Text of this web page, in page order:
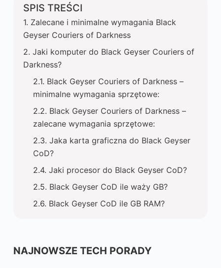
SPIS TREŚCI
Zalecane i minimalne wymagania Black
Geyser Couriers of Darkness
Jaki komputer do Black Geyser Couriers of
Darkness?
Black Geyser Couriers of Darkness –
minimalne wymagania sprzętowe:
Black Geyser Couriers of Darkness –
zalecane wymagania sprzętowe:
Jaka karta graficzna do Black Geyser
CoD?
Jaki procesor do Black Geyser CoD?
Black Geyser CoD ile waży GB?
Black Geyser CoD ile GB RAM?
NAJNOWSZE TECH PORADY